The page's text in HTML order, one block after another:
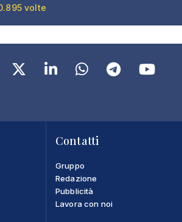
volte
Contatti
Gruppo
Redazione
Pubblicità
Lavora con noi